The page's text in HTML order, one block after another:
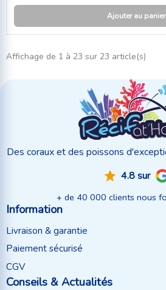
Ajouter au panier
Affichage de 1 à 23 sur 23 article(s)
Des coraux et des poissons
4.8 sur
+ de 40 000 clients nous
Information
Livraison & garantie
Paiement sécurisé
CGV
Conseils & Actualités